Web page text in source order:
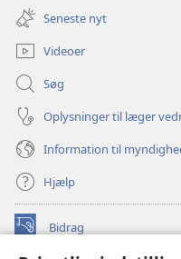
nyt
vindue)
Seneste nyt
Videoer
Søg
Oplysninger til læger
Information til
Hjælp
Bidrag
(åbner